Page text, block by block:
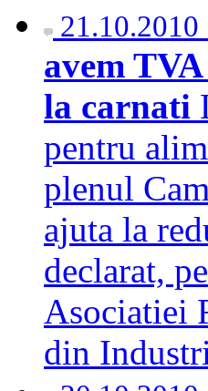
21.10.2010
avem
la carnati
pentru
plenul
ajuta la
declarat,
Asociatiei
din